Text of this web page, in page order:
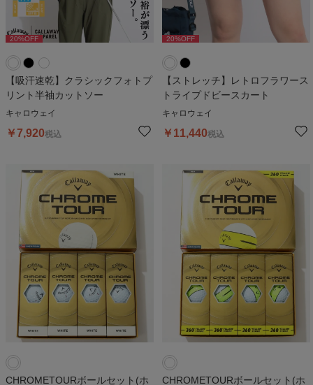
20%OFF %OFF
【吸汗速乾】クラシックフォトプ
リント半袖カットソー
キャロウェイ
￥7,920税込
20%OFF 20%OFF
【ストレッチ】レトロフラワース
トライプドビースカート
キャロウェイ
￥ 11,440税込
CHROMETOURボールセット(ホ
CHROMETOURボールセット(ホ